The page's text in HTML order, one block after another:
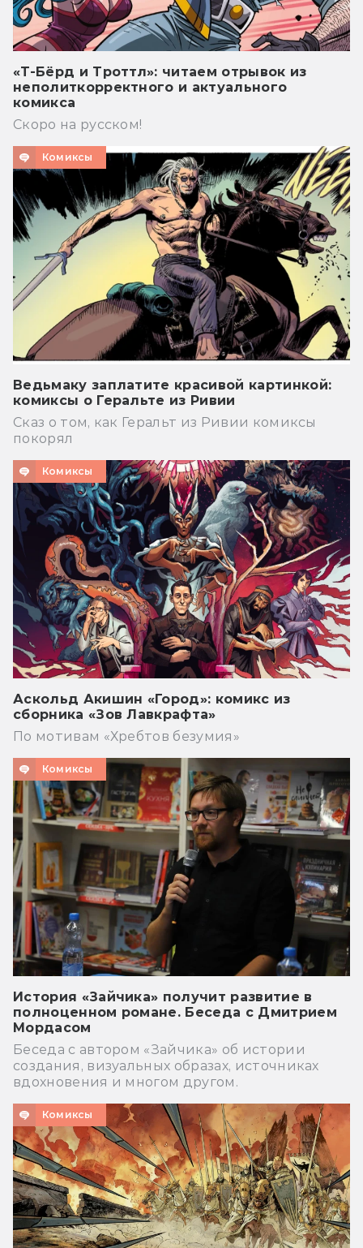
«Т-Бёрд и Троттл»: читаем отрывок из
неполиткорректного и актуального
комикса
Скоро на русском!
Комиксы
Ведьмаку заплатите красивой картинкой:
комиксы о Геральте из Ривии
Сказ о том, как Геральт из Ривии комиксы
покорял
Комиксы
Аскольд Акишин «Город»: комикс из
сборника «Зов Лавкрафта»
По мотивам «Хребтов безумия»
Комиксы
История «Зайчика» получит развитие в
полноценном романе. Беседа с Дмитрием
Мордасом
Беседа с автором «Зайчика» об истории
создания, визуальных образах, источниках
вдохновения и многом другом.
Комиксы